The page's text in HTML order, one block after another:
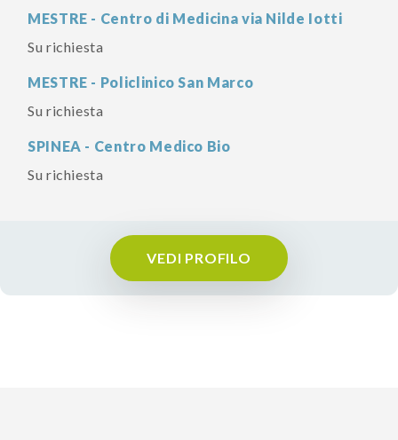
MESTRE - Centro di Medicina via Nilde Iotti
Su richiesta
MESTRE - Policlinico San Marco
Su richiesta
SPINEA - Centro Medico Bio
Su richiesta
VEDI PROFILO